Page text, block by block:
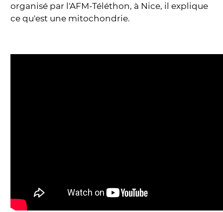
organisé par l'AFM-Téléthon, à Nice, il explique
ce qu'est une mitochondrie.